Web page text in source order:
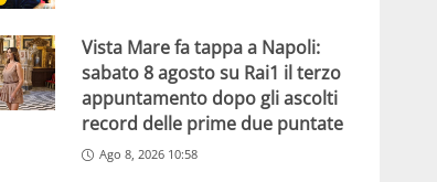
Vista Mare fa tappa a Napoli:
sabato 8 agosto su Rai1 il terzo
appuntamento dopo gli ascolti
record delle prime due puntate
Ago 8, 2026 10:58